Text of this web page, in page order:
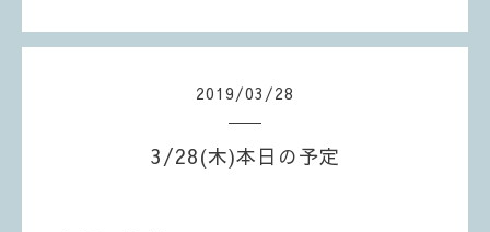
2019/03 /28
3/28(木)本日の予定